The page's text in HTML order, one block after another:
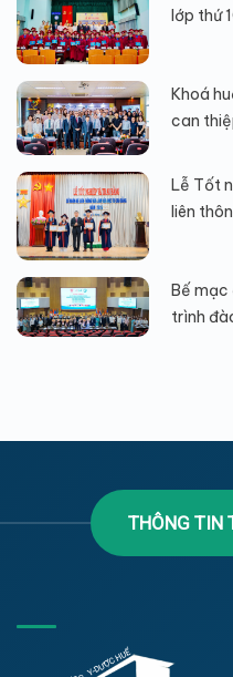
lớp thứ
Khoá
can
Lễ Tốt
liên
Bế mạc
trình
THÔNG TIN